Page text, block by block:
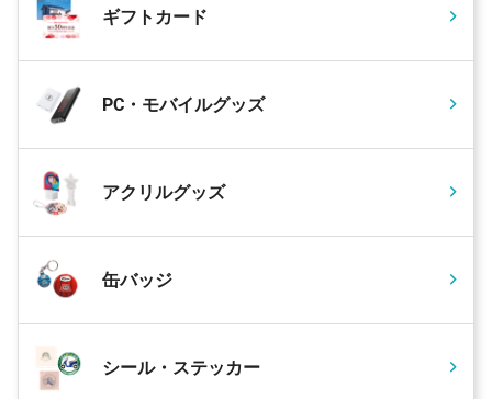
ギフトカード
PC・モバイルグッズ
アクリルグッズ
缶バッジ
シール・ステッカー